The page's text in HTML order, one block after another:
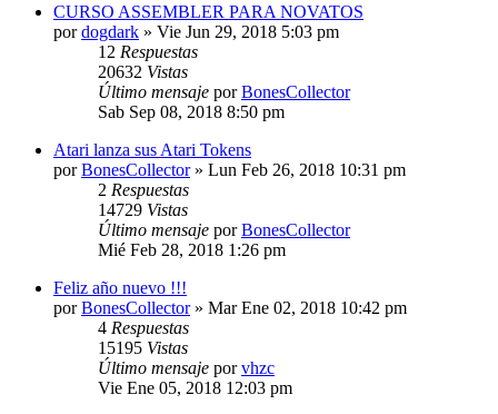
CURSO ASSEMBLER PARA NOVATOS
pordogdark » Vie Jun 29, 2018 5:03 pm
12 Respuestas
20632 Vistas
Último mensaje porBonesCollector
Sab Sep 08, 2018 8:50 pm
Atari lanza sus Atari Tokens
porBonesCollector» Lun Feb 26, 2018 10:31 pm
2 Respuestas
14729 Vistas
Último mensaje porBonesCollector
Mié Feb 28, 2018 1:26 pm
Feliz año nuevo !!!
porBonesCollector» Mar Ene 02, 2018 10:42 pm
4 Respuestas
15195 Vistas
Último mensaje porvhzc
Vie Ene 05, 2018 12:03 pm